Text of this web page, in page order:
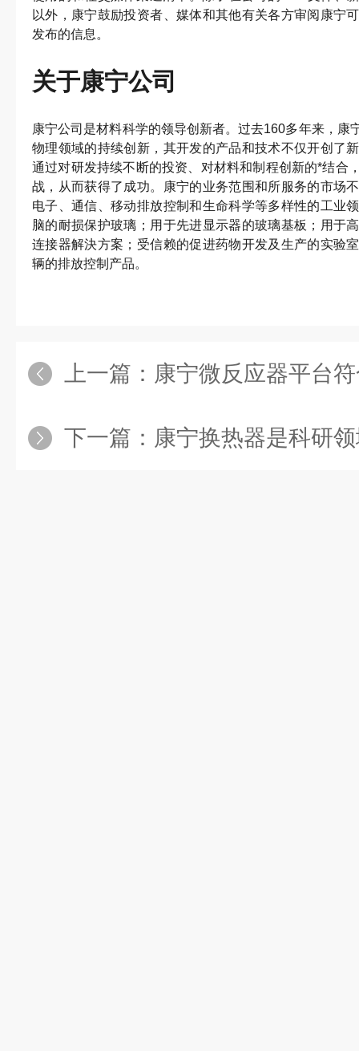
以外，康宁鼓励投资者、媒体和其他有关各方审阅康宁
发布的信息。
关于康宁公司
康宁公司是材料科学的领导创新者。过去160多年来，康
物理领域的持续创新，其开发的产品和技术不仅开创了
通过对研发持续不断的投资、对材料和制程创新的*结合
战，从而获得了成功。康宁的业务范围和所服务的市场
电子、通信、移动排放控制和生命科学等多样性的工业
脑的耐损保护玻璃；用于先进显示器的玻璃基板；用于
连接器解決方案；受信赖的促进药物开发及生产的实验
辆的排放控制产品。
上一篇： 康宁微反应器平台符合
下一篇： 康宁换热器是科研